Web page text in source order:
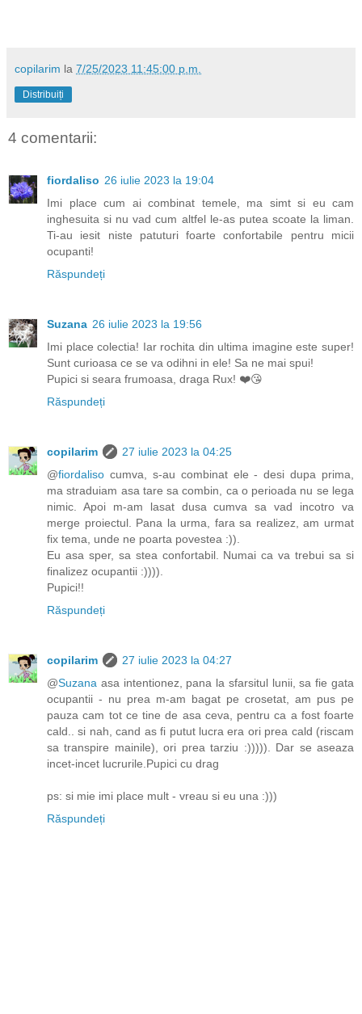
copilarim la 7/25/2023 11:45:00 p.m.
Distribuiți
4 comentarii:
fiordaliso 26 iulie 2023 la 19:04
Imi place cum ai combinat temele, ma simt si eu cam
inghesuita si nu vad cum altfel le-as putea scoate la liman.
Ti-au iesit niste patuturi foarte confortabile pentru micii
ocupanti!
Răspundeți
Suzana 26 iulie 2023 la 19:56
Imi place colectia! Iar rochita din ultima imagine este super!
Sunt curioasa ce se va odihni in ele! Sa ne mai spui!
Pupici si seara frumoasa, draga Rux! ❤️😘
Răspundeți
copilarim
27 iulie 2023 la 04:25
@fiordaliso cumva, s-au combinat ele - desi dupa prima,
ma straduiam asa tare sa combin, ca o perioada nu se lega
nimic. Apoi m-am lasat dusa cumva sa vad incotro va
merge proiectul. Pana la urma, fara sa realizez, am urmat
fix tema, unde ne poarta povestea :)).
Eu asa sper, sa stea confortabil. Numai ca va trebui sa si
finalizez ocupantii :)))).
Pupici!!
Răspundeți
copilarim
27 iulie 2023 la 04:27
@Suzana asa intentionez, pana la sfarsitul lunii, sa fie gata
ocupantii - nu prea m-am bagat pe crosetat, am pus pe
pauza cam tot ce tine de asa ceva, pentru ca a fost foarte
cald.. si nah, cand as fi putut lucra era ori prea cald (riscam
sa transpire mainile), ori prea tarziu :))))). Dar se aseaza
incet-incet lucrurile.Pupici cu drag
ps: si mie imi place mult - vreau si eu una :)))
Răspundeți